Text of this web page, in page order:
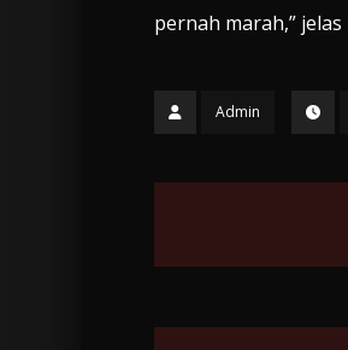
pernah marah,”
Admin